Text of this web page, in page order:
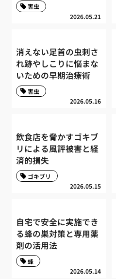
2026.05.21
害虫
消えない足首の虫刺さ
れ跡やしこりに悩まな
いための早期治療術
2026.05.16
害虫
飲食店を脅かすゴキブ
リによる風評被害と経
済的損失
2026.05.15
ゴキブリ
自宅で安全に実施でき
る蜂の巣対策と専用薬
剤の活用法
2026.05.14
蜂